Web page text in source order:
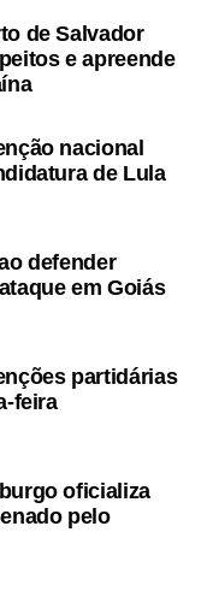
de Salvador
e apreende
nacional
de Lula
defender
em Goiás
partidárias
feira
oficializa
pelo